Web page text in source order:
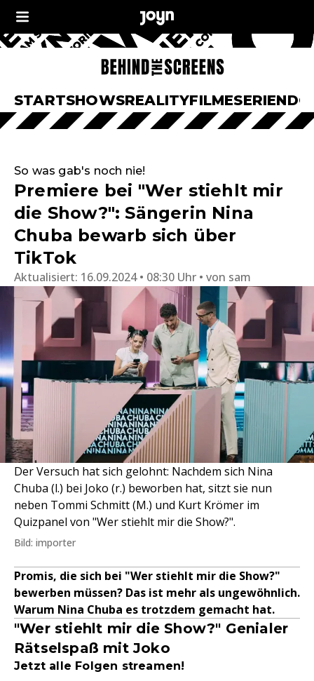
STARTSHOWSREALITYFILMESERIEN
So was gab's noch nie!
Premiere bei "Wer stiehlt mir
die Show?": Sängerin Nina
Chuba bewarb sich über
TikTok
Aktualisiert: 16.09.2024 • 08:30 Uhr von sam
Der Versuch hat sich gelohnt: Nachdem sich Nina
Chuba (l.) bei Joko (r.) beworben hat, sitzt sie nun
neben Tommi Schmitt (M.) und Kurt Krömer im
Quizpanel von "Wer stiehlt mir die Show?".
Bild: importer
Promis, die sich bei "Wer stiehlt mir die Show?"
bewerben müssen? Das ist mehr als ungewöhnlich.
Warum Nina Chuba es trotzdem gemacht hat.
"Wer stiehlt mir die Show?" Genialer
Rätselspaß mit Joko
Jetzt alle Folgen streamen!